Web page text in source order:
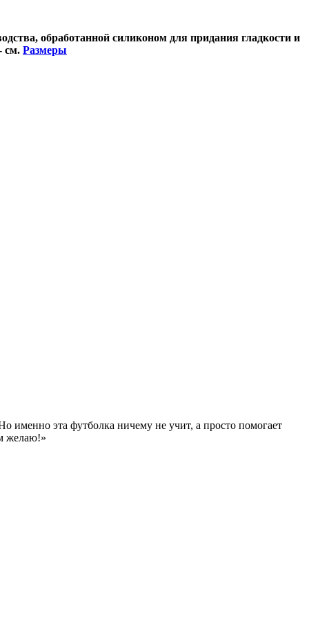
обработанной силиконом для придания гладкости и
см. Размеры
именно эта футболка ничему не учит, а просто помогает
желаю!»